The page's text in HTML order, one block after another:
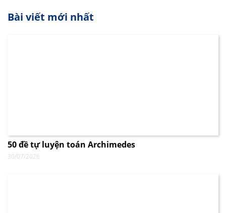
Bài viết mới nhất
50 đề tự luyện toán Archimedes
30/07/2026